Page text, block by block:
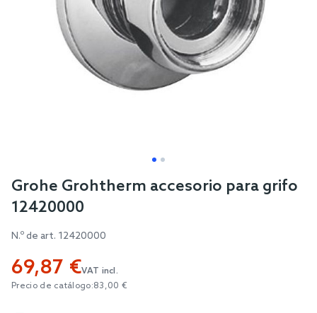
Skip
to
beginning
the
images
Grohe Grohtherm accesorio para grifo
12420000
N.º de art. 12420000
69,87 €VAT incl.
Precio de catálogo:83,00 €